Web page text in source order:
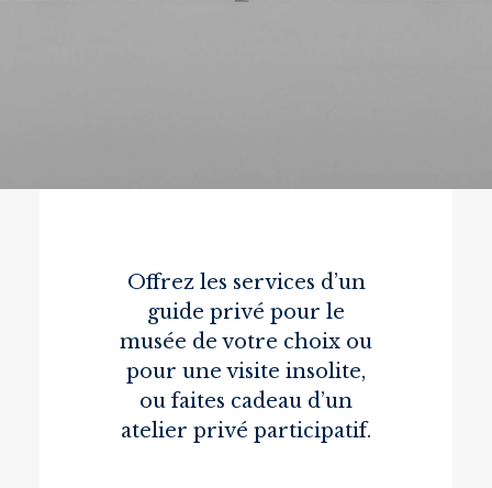
Offrez les services d’un
guide privé pour le
musée de votre choix ou
pour une visite insolite,
ou faites cadeau d’un
atelier privé participatif.